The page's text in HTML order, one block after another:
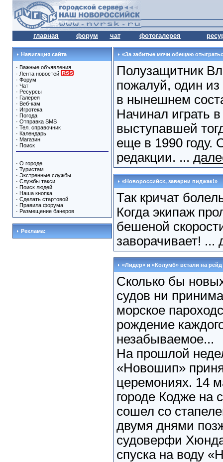
главная форум чат фотогалерея
Навигация сайта
· Важные объявления
· Лента новостей
· Форум
· Чат
· Ресурсы
· Галерея
· Веб-кам
· Игротека
· Погода
· Отправка SMS
· Тел. справочник
· Календарь
· Магазин
· Поиск
· О городе
· Туристам
· Экстренные службы
· Службы такси
· Поиск людей
· Наша кнопка
· Сделать стартовой
· Правила форума
· Размещение банеров
Реклама:
«За забитые мячи обещаю
Полузащитник
пожалуй, один
в нынешнем
Начинал играть
выступавшей
еще в 1990 году.
редакции. ...
«Новороссийск, заверни пиджак!»
Так кричат
Когда экипаж
бешеной
заворачивает! ...
«Лидер» и «Колумб» встали на рейд
Сколько бы
судов ни
морское
рождение
незабываемое...
На прошлой
«Новошип»
церемониях. 14
городе Кодже на
сошел со
двумя днями
судоверфи
спуска на воду